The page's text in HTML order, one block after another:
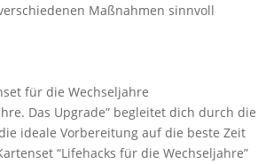
Maßnahmen sinnvoll
für die Wechseljahre
Das Upgrade” begleitet dich durch die
ideale Vorbereitung auf die beste Zeit
“Lifehacks für die Wechseljahre”